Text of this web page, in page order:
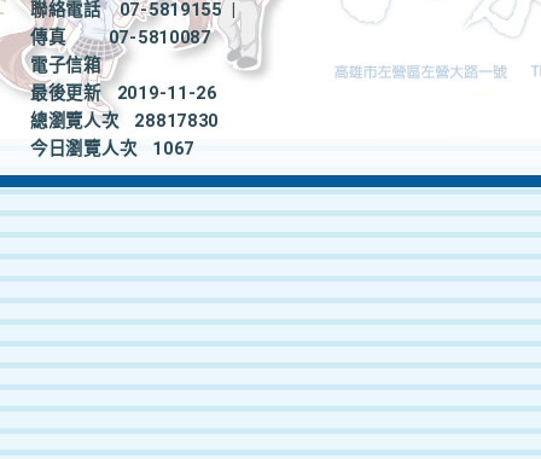
聯絡電話
07-5819155
|
傳真
07-5810087
電子信箱
最後更新
2019-11-26
總瀏覽人次
28817830
今日瀏覽人次
1067